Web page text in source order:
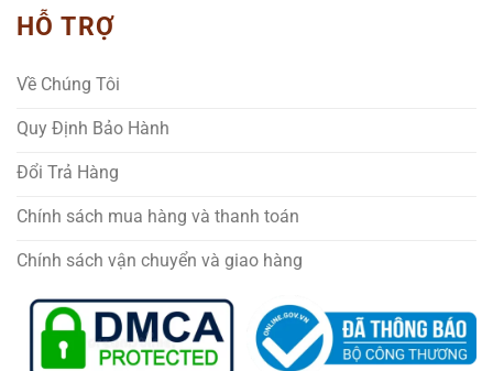
HỖ TRỢ
Về Chúng Tôi
Quy Định Bảo Hành
Đổi Trả Hàng
Chính sách mua hàng và thanh toán
Chính sách vận chuyển và giao hàng